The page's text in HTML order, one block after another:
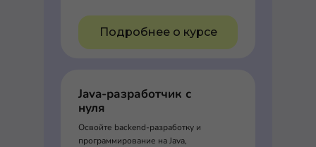
Подробнее о курсе
Java-разработчик с
нуля
Освойте backend-разработку и
программирование на Java,